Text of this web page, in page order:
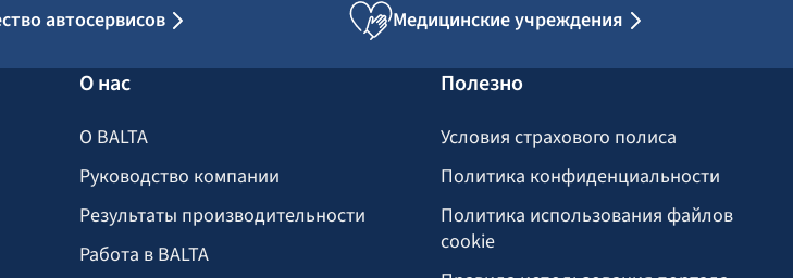
автосервисов Медицинские учреждения
О нас
О BALTA
Руководство компании
Результаты производительности
Работа в BALTA
Полезно
Условия страхового полиса
Политика конфиденциальности
Политика использования файлов
cookie